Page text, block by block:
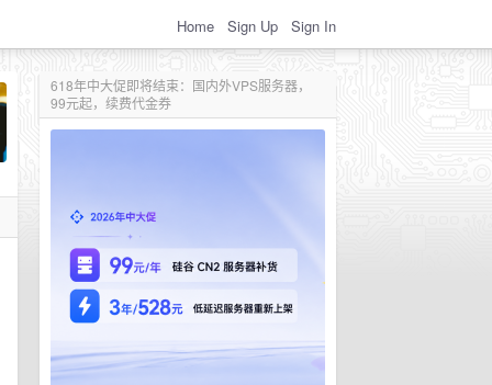
Home Sign Up Sign In
618年中大促即将结束：国内外VPS服务器，
99元起，续费代金券